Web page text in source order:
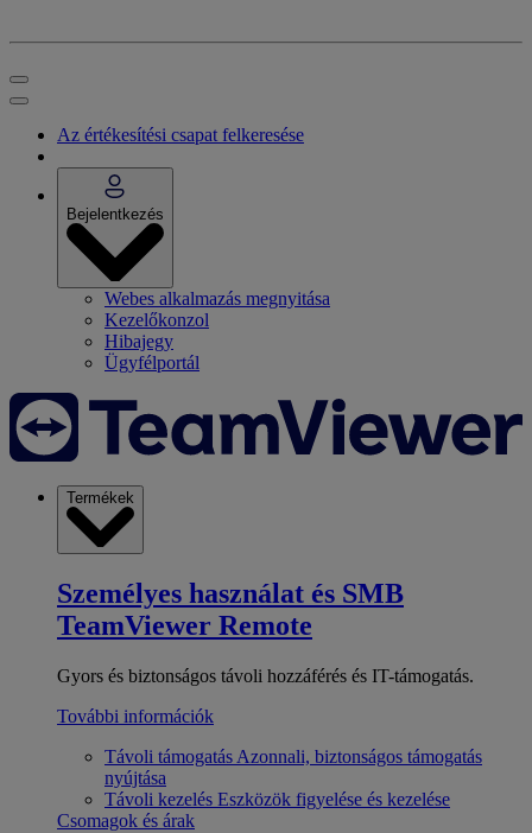
Az értékesítési csapat felkeresése
Bejelentkezés
Webes alkalmazás megnyitása
Kezelőkonzol
Hibajegy
Ügyfélportál
Termékek
Személyes használat és SMB
TeamViewer Remote
Gyors és biztonságos távoli hozzáférés és IT-támogatás.
További információk
Távoli támogatás Azonnali, biztonságos támogatás
nyújtása
Távoli kezelés Eszközök figyelése és kezelése
Csomagok és árak